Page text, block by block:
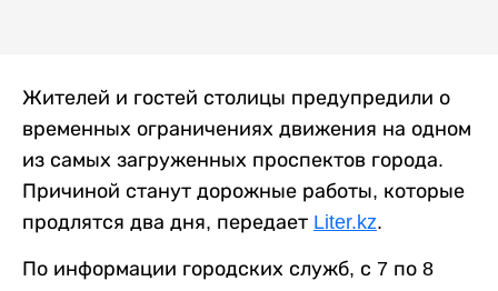
Жителей и гостей столицы предупредили о
временных ограничениях движения на одном
из самых загруженных проспектов города.
Причиной станут дорожные работы, которые
продлятся два дня, передает Liter.kz.
По информации городских служб, с 7 по 8